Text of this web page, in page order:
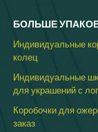
БОЛЬШЕ
Индивидуальные
колец
Индивидуальные
для украшений с
Коробочки для
заказ